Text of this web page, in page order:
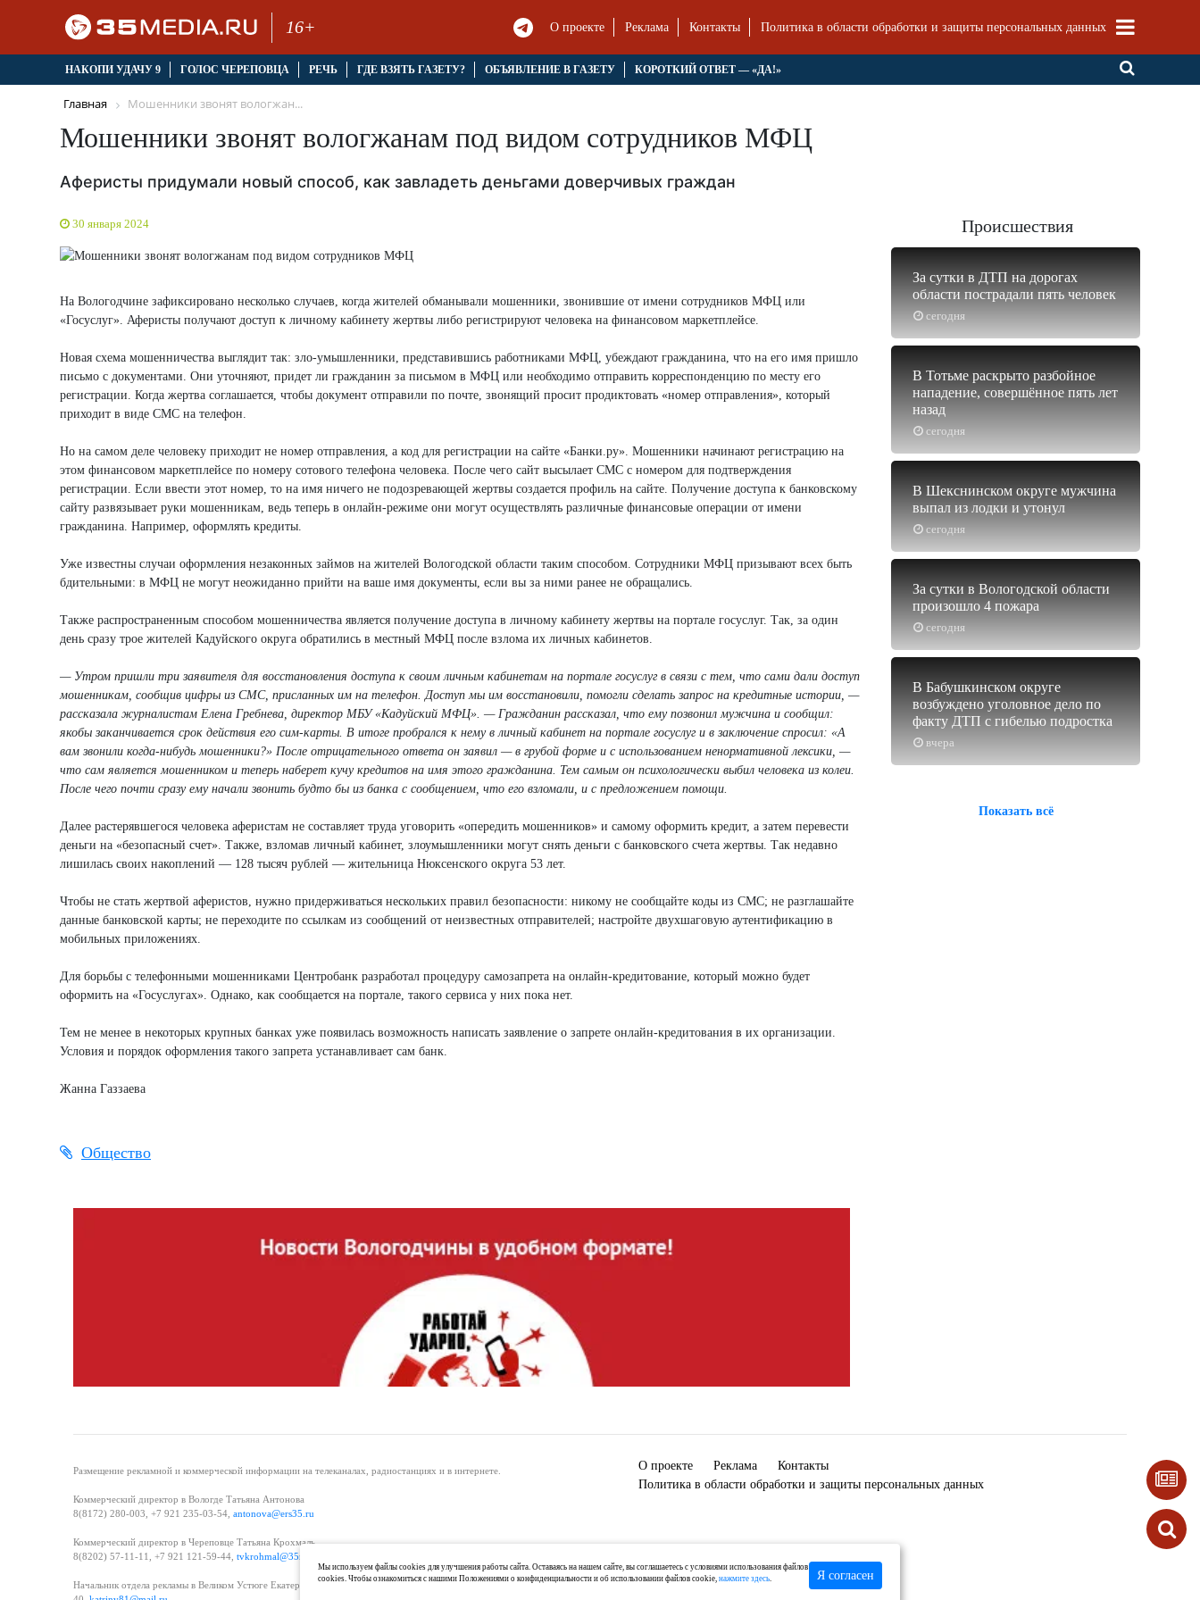
16+ О проекте Реклама Контакты Политика в области обработки и защиты персональных данных
НАКОПИ УДАЧУ 9 ГОЛОС ЧЕРЕПОВЦА РЕЧЬ ГДЕ ВЗЯТЬ ГАЗЕТУ? ОБЪЯВЛЕНИЕ В ГАЗЕТУ КОРОТКИЙ ОТВЕТ — «ДА!»
Главная Мошенники звонят вологжан...
Мошенники звонят вологжанам под видом сотрудников МФЦ
Аферисты придумали новый способ, как завладеть деньгами доверчивых граждан
30 января 2024
На Вологодчине зафиксировано несколько случаев, когда жителей обманывали мошенники, звонившие от имени сотрудников МФЦ или
«Госуслуг». Аферисты получают доступ к личному кабинету жертвы либо регистрируют человека на финансовом маркетплейсе.
Новая схема мошенничества выглядит так: зло-умышленники, представившись работниками МФЦ, убеждают гражданина, что на его имя пришло
письмо с документами. Они уточняют, придет ли гражданин за письмом в МФЦ или необходимо отправить корреспонденцию по месту его
регистрации. Когда жертва соглашается, чтобы документ отправили по почте, звонящий просит продиктовать «номер отправления», который
приходит в виде СМС на телефон.
Но на самом деле человеку приходит не номер отправления, а код для регистрации на сайте «Банки.ру». Мошенники начинают регистрацию на
этом финансовом маркетплейсе по номеру сотового телефона человека. После чего сайт высылает СМС с номером для подтверждения
регистрации. Если ввести этот номер, то на имя ничего не подозревающей жертвы создается профиль на сайте. Получение доступа к банковскому
сайту развязывает руки мошенникам, ведь теперь в онлайн-режиме они могут осуществлять различные финансовые операции от имени
гражданина. Например, оформлять кредиты.
Уже известны случаи оформления незаконных займов на жителей Вологодской области таким способом. Сотрудники МФЦ призывают всех быть
бдительными: в МФЦ не могут неожиданно прийти на ваше имя документы, если вы за ними ранее не обращались.
Также распространенным способом мошенничества является получение доступа в личному кабинету жертвы на портале госуслуг. Так, за один
день сразу трое жителей Кадуйского округа обратились в местный МФЦ после взлома их личных кабинетов.
— Утром пришли три заявителя для восстановления доступа к своим личным кабинетам на портале госуслуг в связи с тем, что сами дали доступ
мошенникам, сообщив цифры из СМС, присланных им на телефон. Доступ мы им восстановили, помогли сделать запрос на кредитные истории, —
рассказала журналистам Елена Гребнева, директор МБУ «Кадуйский МФЦ». — Гражданин рассказал, что ему позвонил мужчина и сообщил:
якобы заканчивается срок действия его сим-карты. В итоге пробрался к нему в личный кабинет на портале госуслуг и в заключение спросил: «А
вам звонили когда-нибудь мошенники?» После отрицательного ответа он заявил — в грубой форме и с использованием ненормативной лексики, —
что сам является мошенником и теперь наберет кучу кредитов на имя этого гражданина. Тем самым он психологически выбил человека из колеи.
После чего почти сразу ему начали звонить будто бы из банка с сообщением, что его взломали, и с предложением помощи.
Далее растерявшегося человека аферистам не составляет труда уговорить «опередить мошенников» и самому оформить кредит, а затем перевести
деньги на «безопасный счет». Также, взломав личный кабинет, злоумышленники могут снять деньги с банковского счета жертвы. Так недавно
лишилась своих накоплений — 128 тысяч рублей — жительница Нюксенского округа 53 лет.
Чтобы не стать жертвой аферистов, нужно придерживаться нескольких правил безопасности: никому не сообщайте коды из СМС; не разглашайте
данные банковской карты; не переходите по ссылкам из сообщений от неизвестных отправителей; настройте двухшаговую аутентификацию в
мобильных приложениях.
Для борьбы с телефонными мошенниками Центробанк разработал процедуру самозапрета на онлайн-кредитование, который можно будет
оформить на «Госуслугах». Однако, как сообщается на портале, такого сервиса у них пока нет.
Тем не менее в некоторых крупных банках уже появилась возможность написать заявление о запрете онлайн-кредитования в их организации.
Условия и порядок оформления такого запрета устанавливает сам банк.
Жанна Газзаева
Общество
Происшествия
сегодня
За сутки в ДТП на дорогах
области пострадали пять человек
сегодня
В Тотьме раскрыто разбойное
нападение, совершённое пять лет
назад
сегодня
В Шекснинском округе мужчина
выпал из лодки и утонул
сегодня
За сутки в Вологодской области
произошло 4 пожара
вчера
В Бабушкинском округе
возбуждено уголовное дело по
факту ДТП с гибелью подростка
Показать всё
Размещение рекламной и коммерческой информации на телеканалах, радиостанциях и в интернете.
Коммерческий директор в Вологде Татьяна Антонова
8(8172) 280-003, +7 921 235-03-54, antonova@ers35.ru
Коммерческий директор в Череповце Татьяна Крохмаль
8(8202) 57-11-11, +7 921 121-59-44, tvkrohmal@35media.ru
Начальник отдела рекламы в Великом Устюге Екатерина Вьюжанина 8(81738) 2-04-44, +7 921 125-06-
О проекте Реклама
Контакты
Политика в области обработки и защиты персональных данных
Мы используем файлы cookies для улучшения работы сайта. Оставаясь на нашем сайте, вы соглашаетесь с условиями использования файлов
cookies. Чтобы ознакомиться с нашими Положениями о конфиденциальности и об использовании файлов cookie, нажмите здесь. Я согласен